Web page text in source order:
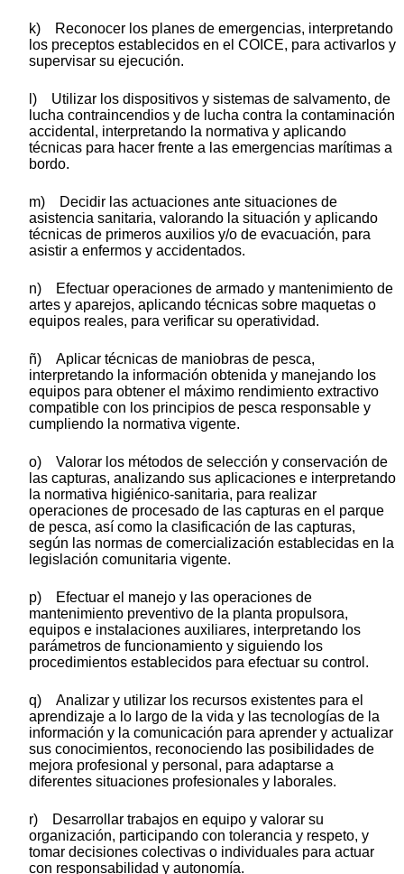
k) Reconocer los planes de emergencias, interpretando
los preceptos establecidos en el COICE, para activarlos y
supervisar su ejecución.
l) Utilizar los dispositivos y sistemas de salvamento, de
lucha contraincendios y de lucha contra la contaminación
accidental, interpretando la normativa y aplicando
técnicas para hacer frente a las emergencias marítimas a
bordo.
m) Decidir las actuaciones ante situaciones de
asistencia sanitaria, valorando la situación y aplicando
técnicas de primeros auxilios y/o de evacuación, para
asistir a enfermos y accidentados.
n) Efectuar operaciones de armado y mantenimiento de
artes y aparejos, aplicando técnicas sobre maquetas o
equipos reales, para verificar su operatividad.
ñ) Aplicar técnicas de maniobras de pesca,
interpretando la información obtenida y manejando los
equipos para obtener el máximo rendimiento extractivo
compatible con los principios de pesca responsable y
cumpliendo la normativa vigente.
o) Valorar los métodos de selección y conservación de
las capturas, analizando sus aplicaciones e interpretando
la normativa higiénico-sanitaria, para realizar
operaciones de procesado de las capturas en el parque
de pesca, así como la clasificación de las capturas,
según las normas de comercialización establecidas en la
legislación comunitaria vigente.
p) Efectuar el manejo y las operaciones de
mantenimiento preventivo de la planta propulsora,
equipos e instalaciones auxiliares, interpretando los
parámetros de funcionamiento y siguiendo los
procedimientos establecidos para efectuar su control.
q) Analizar y utilizar los recursos existentes para el
aprendizaje a lo largo de la vida y las tecnologías de la
información y la comunicación para aprender y actualizar
sus conocimientos, reconociendo las posibilidades de
mejora profesional y personal, para adaptarse a
diferentes situaciones profesionales y laborales.
r) Desarrollar trabajos en equipo y valorar su
organización, participando con tolerancia y respeto, y
tomar decisiones colectivas o individuales para actuar
con responsabilidad y autonomía.